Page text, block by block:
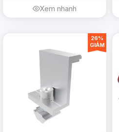
Xem nhanh
26%
GIẢM